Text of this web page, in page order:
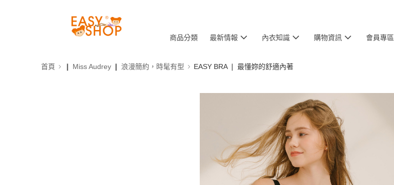
商品分類 最新情報 內衣知識 購物資訊 會員專區
首頁 ❙ Miss Audrey ❙ 浪漫簡約，時髦有型 EASY BRA ❘ 最懂妳的舒適內著